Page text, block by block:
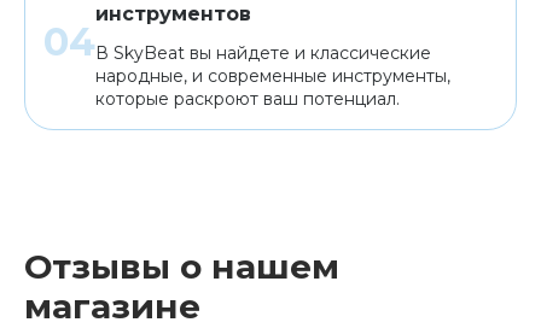
инструментов
В SkyBeat вы найдете и классические
народные, и современные инструменты,
которые раскроют ваш потенциал.
Отзывы о нашем
магазине